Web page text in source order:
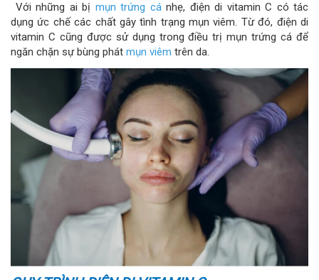
Với những ai bị mụn trứng cánhẹ, điện di vitamin C có tác
dụng ức chế các chất gây tình trạng mụn viêm. Từ đó, điện di
vitamin C cũng được sử dụng trong điều trị mụn trứng cá để
ngăn chặn sự bùng phát mụn viêm trên da.